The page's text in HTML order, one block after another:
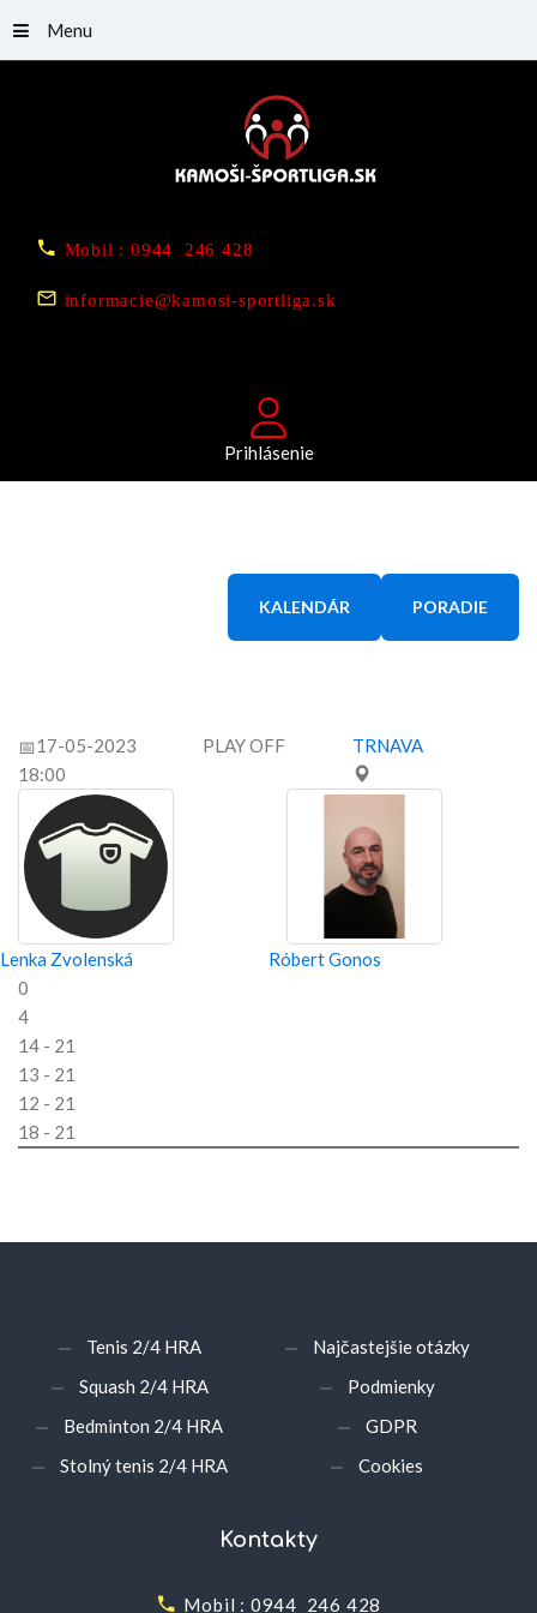
Mobil : 0944 246 428
informacie@kamosi-sportliga.sk
Prihlásenie
Menu
KALENDÁR PORADIE
17-05-2023
18:00
PLAY OFF TRNAVA
Lenka Zvolenská
Róbert Gonos
0
4
14 - 21
13 - 21
12 - 21
18 - 21
Tenis 2/4 HRA
Squash 2/4 HRA
Bedminton 2/4 HRA
Stolný tenis 2/4 HRA
Najčastejšie otázky
Podmienky
GDPR
Cookies
Kontakty
Mobil : 0944 246 428